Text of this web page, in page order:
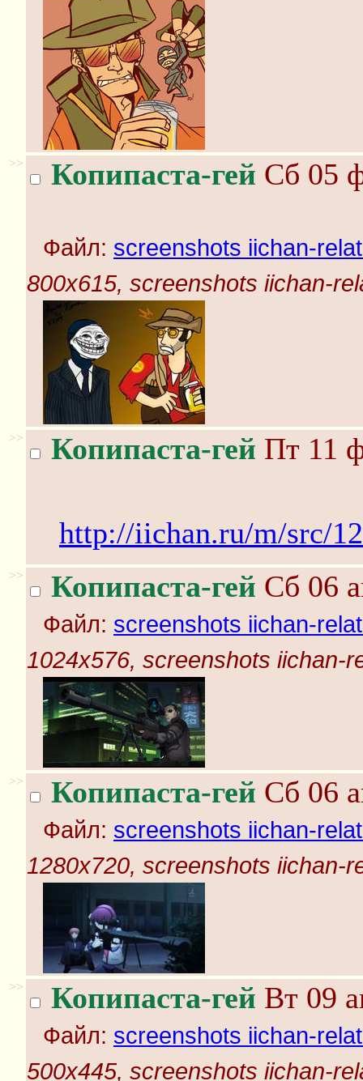
>> Копипаста-гей Сб 05
Файл: screenshots iichan-
800x615, screenshots iichan-
>> Копипаста-гей Пт 11
http://iichan.ru/m/src/
>> Копипаста-гей Сб 06
Файл: screenshots iichan-
1024x576, screenshots iichan-
>> Копипаста-гей Сб 06
Файл: screenshots iichan-
1280x720, screenshots iichan-
>> Копипаста-гей Вт 09
Файл: screenshots iichan-
500x445, screenshots iichan-